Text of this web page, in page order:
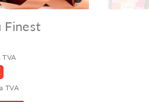
Finest
TVA
TVA